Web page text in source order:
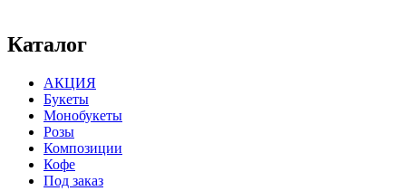
Каталог
АКЦИЯ
Букеты
Монобукеты
Розы
Композиции
Кофе
Под заказ